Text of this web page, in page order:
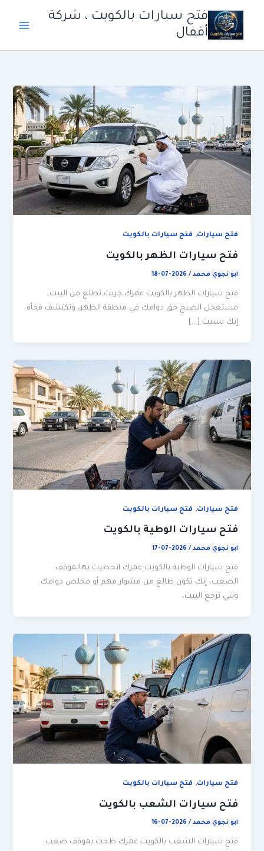
المحتوى
فتح سيارات بالكويت ، شركة
أقفال
فتح سيارات, فتح سيارات بالكويت
فتح سيارات الظهر بالكويت
ابو نجوي محمد/
2026-07-18
فتح سيارات الظهر بالكويت عمرك جربت تطلع من البيت
مستعجل الصبح حق دوامك في منطقة الظهر، وتكتشف فجأة
إنك نسيت […]
فتح سيارات, فتح سيارات بالكويت
فتح سيارات الوطية بالكويت
ابو نجوي محمد/
2026-07-17
فتح سيارات الوطية بالكويت عمرك انحطيت بهالموقف
الصعب، إنك تكون طالع من مشوار مهم أو مخلص دوامك
وتبي ترجع البيت،
فتح سيارات, فتح سيارات بالكويت
فتح سيارات الشعب بالكويت
ابو نجوي محمد/
2026-07-16
فتح سيارات الشعب بالكويت عمرك طحت بموقف صعب